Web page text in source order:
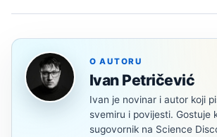
O AUTORU
Ivan Petričević
Ivan je novinar i autor koji
svemiru i povijesti. Gostuje
sugovornik na Science